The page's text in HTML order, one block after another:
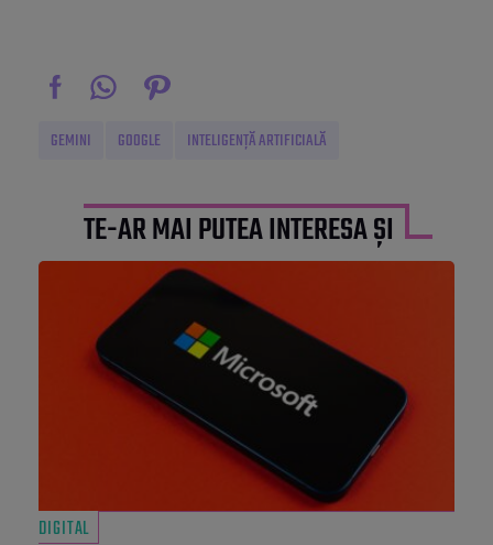
GEMINI GOOGLE INTELIGENȚĂ ARTIFICIALĂ
TE-AR MAI PUTEA INTERESA ȘI
DIGITAL